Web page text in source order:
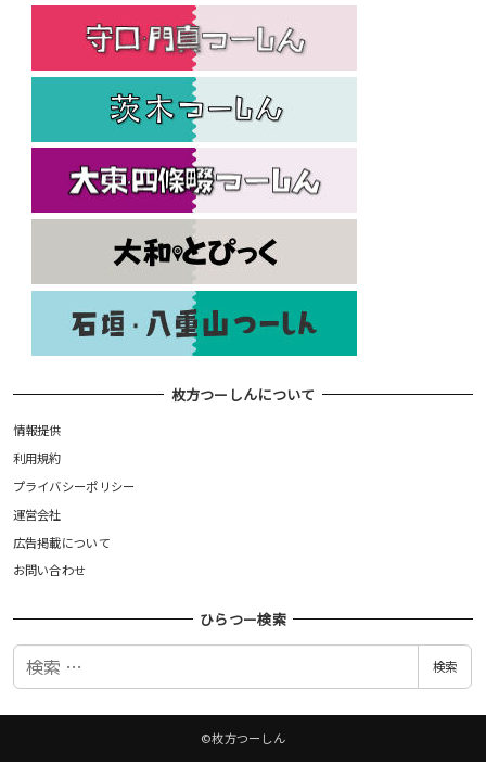
枚方つーしんについて
情報提供
利用規約
プライバシーポリシー
運営会社
広告掲載について
お問い合わせ
ひらつー検索
検
検索
©枚方つーしん